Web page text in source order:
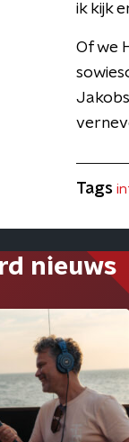
ik kijk
Of we
Tags
nieuws